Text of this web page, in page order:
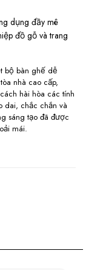
dụng đầy mê
đồ gỗ và trang
bộ bàn ghế dễ
nhà cao cấp,
hài hòa các tính
dai, chắc chắn và
sáng tạo đã được
mái.